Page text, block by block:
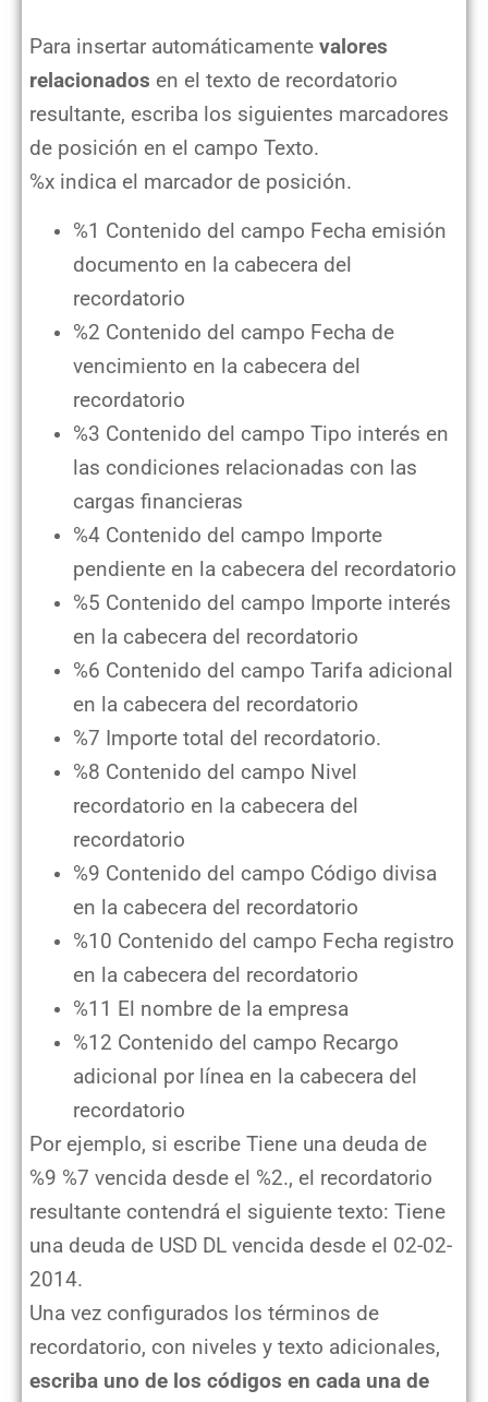
Para insertar automáticamente valores
relacionados en el texto de recordatorio
resultante, escriba los siguientes marcadores
de posición en el campo Texto.
%x indica el marcador de posición.
%1 Contenido del campo Fecha emisión
documento en la cabecera del
recordatorio
%2 Contenido del campo Fecha de
vencimiento en la cabecera del
recordatorio
%3 Contenido del campo Tipo interés en
las condiciones relacionadas con las
cargas financieras
%4 Contenido del campo Importe
pendiente en la cabecera del recordatorio
%5 Contenido del campo Importe interés
en la cabecera del recordatorio
%6 Contenido del campo Tarifa adicional
en la cabecera del recordatorio
%7 Importe total del recordatorio.
%8 Contenido del campo Nivel
recordatorio en la cabecera del
recordatorio
%9 Contenido del campo Código divisa
en la cabecera del recordatorio
%10 Contenido del campo Fecha registro
en la cabecera del recordatorio
%11 El nombre de la empresa
%12 Contenido del campo Recargo
adicional por línea en la cabecera del
recordatorio
Por ejemplo, si escribe Tiene una deuda de
%9 %7 vencida desde el %2., el recordatorio
resultante contendrá el siguiente texto: Tiene
una deuda de USD DL vencida desde el 02-02-
2014.
Una vez configurados los términos de
recordatorio, con niveles y texto adicionales,
escriba uno de los códigos en cada una de